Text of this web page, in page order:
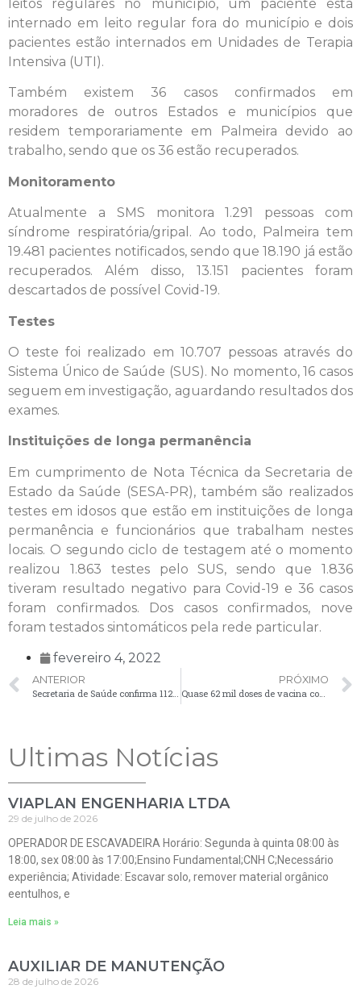
leitos regulares no município, um paciente está
internado em leito regular fora do município e dois
pacientes estão internados em Unidades de Terapia
Intensiva (UTI).
Também existem 36 casos confirmados em
moradores de outros Estados e municípios que
residem temporariamente em Palmeira devido ao
trabalho, sendo que os 36 estão recuperados.
Monitoramento
Atualmente a SMS monitora 1.291 pessoas com
síndrome respiratória/gripal. Ao todo, Palmeira tem
19.481 pacientes notificados, sendo que 18.190 já estão
recuperados. Além disso, 13.151 pacientes foram
descartados de possível Covid-19.
Testes
O teste foi realizado em 10.707 pessoas através do
Sistema Único de Saúde (SUS). No momento, 16 casos
seguem em investigação, aguardando resultados dos
exames.
Instituições de longa permanência
Em cumprimento de Nota Técnica da Secretaria de
Estado da Saúde (SESA-PR), também são realizados
testes em idosos que estão em instituições de longa
permanência e funcionários que trabalham nestes
locais. O segundo ciclo de testagem até o momento
realizou 1.863 testes pelo SUS, sendo que 1.836
tiveram resultado negativo para Covid-19 e 36 casos
foram confirmados. Dos casos confirmados, nove
foram testados sintomáticos pela rede particular.
fevereiro 4, 2022
ANTERIOR
Secretaria de Saúde confirma 112 casos de Covid-19 no boletim desta quinta-feira (3)
PRÓXIMO
Quase 62 mil doses de vacina contra a Covid-19 já foram aplicadas em Palmeira
Ultimas Notícias
VIAPLAN ENGENHARIA LTDA
29 de julho de 2026
OPERADOR DE ESCAVADEIRA Horário: Segunda à quinta 08:00 às
18:00, sex 08:00 às 17:00;Ensino Fundamental;CNH C;Necessário
experiência; Atividade: Escavar solo, remover material orgânico
eentulhos, e
Leia mais »
AUXILIAR DE MANUTENÇÃO
28 de julho de 2026